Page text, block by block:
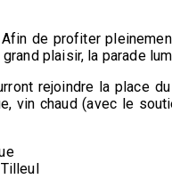
de profiter
plaisir, la parade
rejoindre la place
vin chaud (avec le